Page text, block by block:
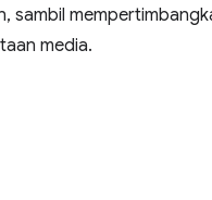
sambil
media.